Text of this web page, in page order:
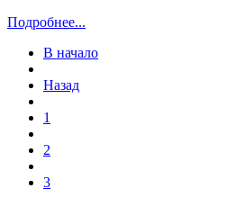
Подробнее...
В начало
Назад
1
2
3